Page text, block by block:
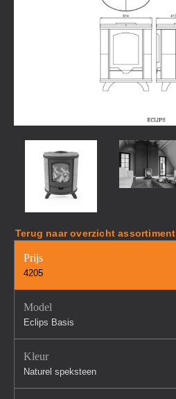
Terug naar overzicht assortiment
Prijs
4205
Model
Eclips Basis
Kleur
Naturel speksteen